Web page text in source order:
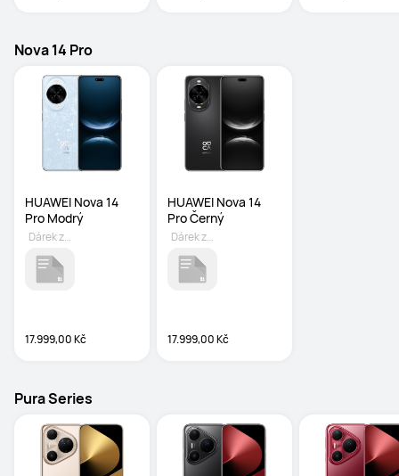
Nova 14 Pro
HUAWEI Nova 14
Pro Modrý
17.999,00 Kč
Dárek zdarma
HUAWEI Nova 14
Pro Černý
17.999,00 Kč
Dárek zdarma
Pura Series